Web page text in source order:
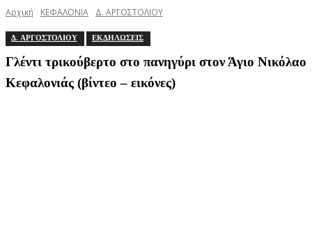
Αρχική ΚΕΦΑΛΟΝΙΑ Δ. ΑΡΓΟΣΤΟΛΙΟΥ
Δ. ΑΡΓΟΣΤΟΛΙΟΥ ΕΚΔΗΛΩΣΕΙΣ
Γλέντι τρικούβερτο στο πανηγύρι στον Άγιο Νικόλαο
Κεφαλονιάς (βίντεο – εικόνες)